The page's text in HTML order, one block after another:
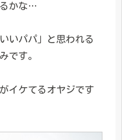
かな…
いパパ」と思われる
です。
イケてるオヤジです